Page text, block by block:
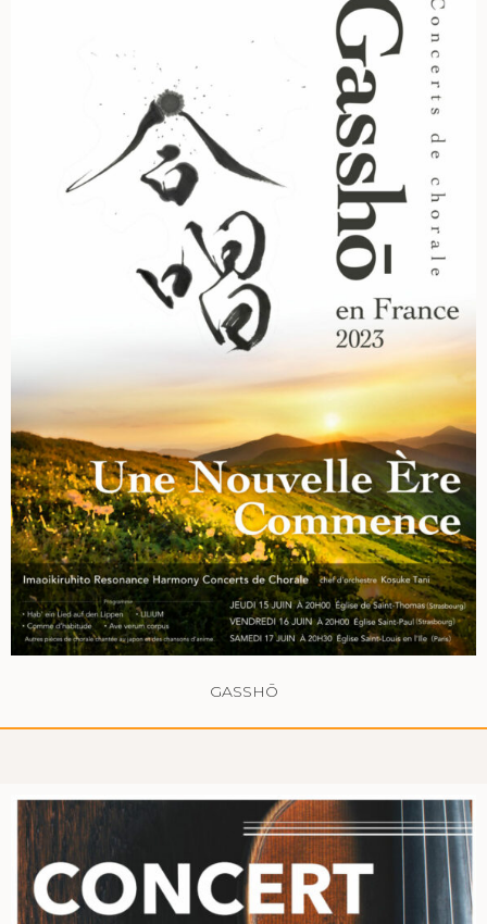
GASSHŌ